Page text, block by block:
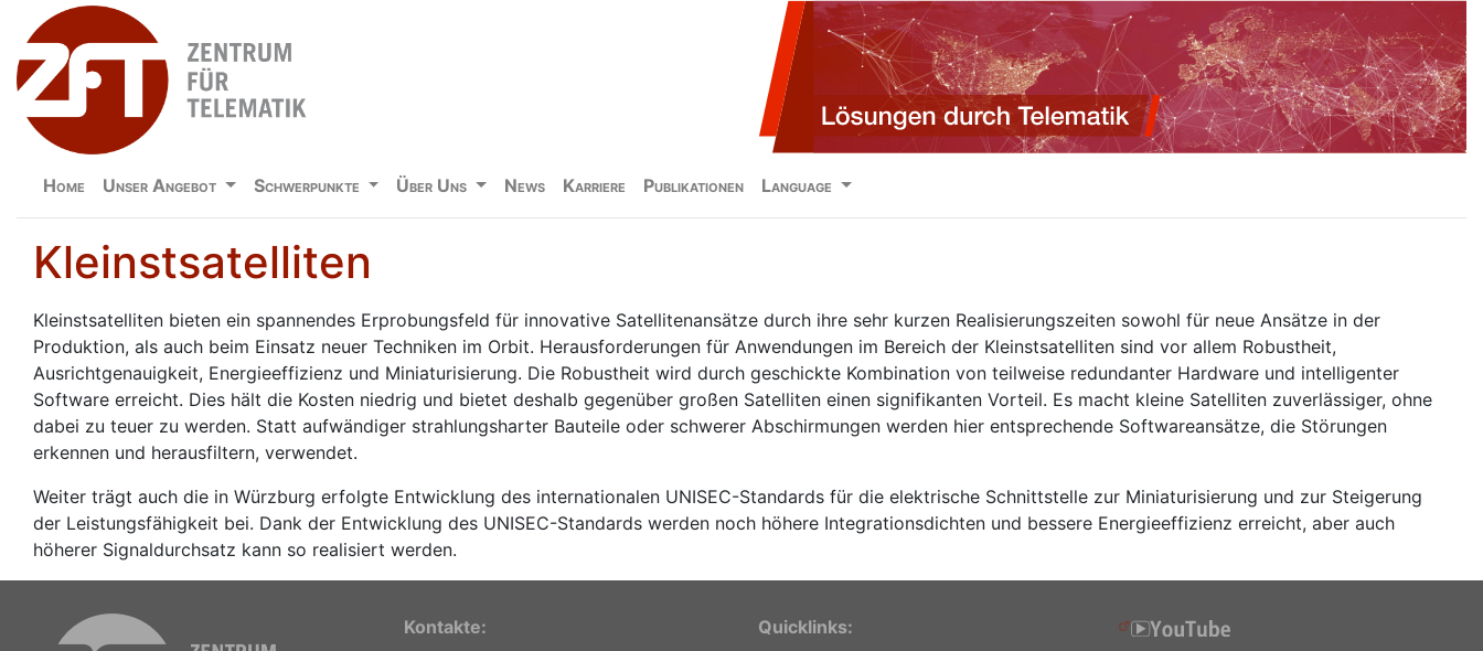
Home Unser Angebot Schwerpunkte Über Uns News Karriere Publikationen Language
Kleinstsatelliten
Kleinstsatelliten bieten ein spannendes Erprobungsfeld für innovative Satellitenansätze durch ihre sehr kurzen Realisierungszeiten sowohl für neue Ansätze in der
Produktion, als auch beim Einsatz neuer Techniken im Orbit. Herausforderungen für Anwendungen im Bereich der Kleinstsatelliten sind vor allem Robustheit,
Ausrichtgenauigkeit, Energieeffizienz und Miniaturisierung. Die Robustheit wird durch geschickte Kombination von teilweise redundanter Hardware und intelligenter
Software erreicht. Dies hält die Kosten niedrig und bietet deshalb gegenüber großen Satelliten einen signifikanten Vorteil. Es macht kleine Satelliten zuverlässiger, ohne
dabei zu teuer zu werden. Statt aufwändiger strahlungsharter Bauteile oder schwerer Abschirmungen werden hier entsprechende Softwareansätze, die Störungen
erkennen und herausfiltern, verwendet.
Weiter trägt auch die in Würzburg erfolgte Entwicklung des internationalen UNISEC-Standards für die elektrische Schnittstelle zur Miniaturisierung und zur Steigerung
der Leistungsfähigkeit bei. Dank der Entwicklung des UNISEC-Standards werden noch höhere Integrationsdichten und bessere Energieeffizienz erreicht, aber auch
höherer Signaldurchsatz kann so realisiert werden.
Kontakte:
Quicklinks: